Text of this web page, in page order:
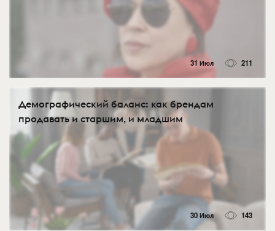
31 Июл 211
Демографический баланс: как брендам
продавать и старшим, и младшим
30 Июл 143